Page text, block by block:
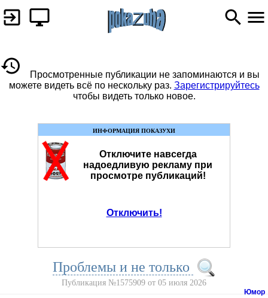
Просмотренные публикации не запоминаются и вы
можете видеть всё по нескольку раз. Зарегистрируйтесь
чтобы видеть только новое.
ИНФОРМАЦИЯ ПОКАЗУХИ
Отключите навсегда
надоедливую рекламу при
просмотре публикаций!
Отключить!
Проблемы и не только
Публикация №1575909 от 05 июля 2026
Юмор